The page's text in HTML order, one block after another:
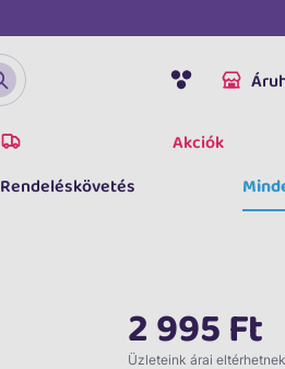
Rendeléskövetés
Akciók
2 995 Ft
Üzleteink árai